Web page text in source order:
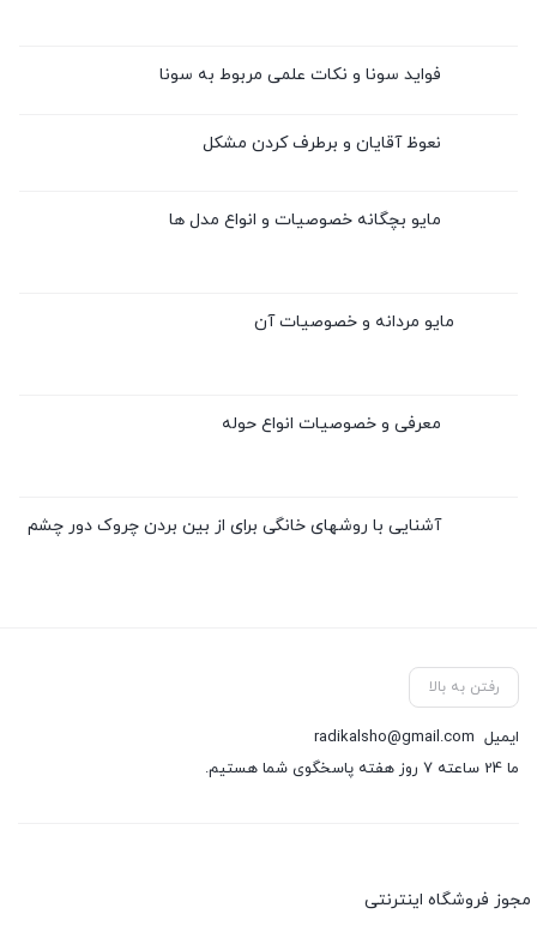
فواید سونا و نکات علمی مربوط به سونا
نعوظ آقایان و برطرف کردن مشکل
مایو بچگانه خصوصیات و انواع مدل ها
مایو مردانه و خصوصیات آن
معرفی و خصوصیات انواع حوله
آشنایی با روشهای خانگی برای از بین بردن چروک دور چشم
رفتن به بالا
ایمیل radikalsho@gmail.com
ما 24 ساعته 7 روز هفته پاسخگوی شما هستیم.
مجوز فروشگاه اینترنتی